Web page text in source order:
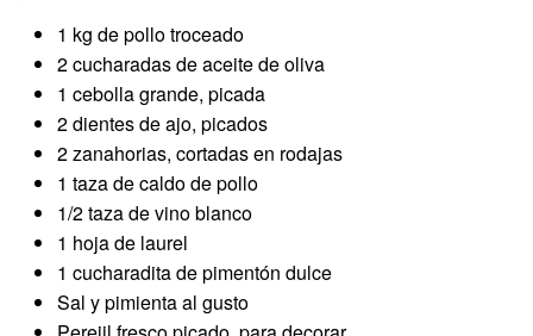
1 kg de pollo troceado
2 cucharadas de aceite de oliva
1 cebolla grande, picada
2 dientes de ajo, picados
2 zanahorias, cortadas en rodajas
1 taza de caldo de pollo
1/2 taza de vino blanco
1 hoja de laurel
1 cucharadita de pimentón dulce
Sal y pimienta al gusto